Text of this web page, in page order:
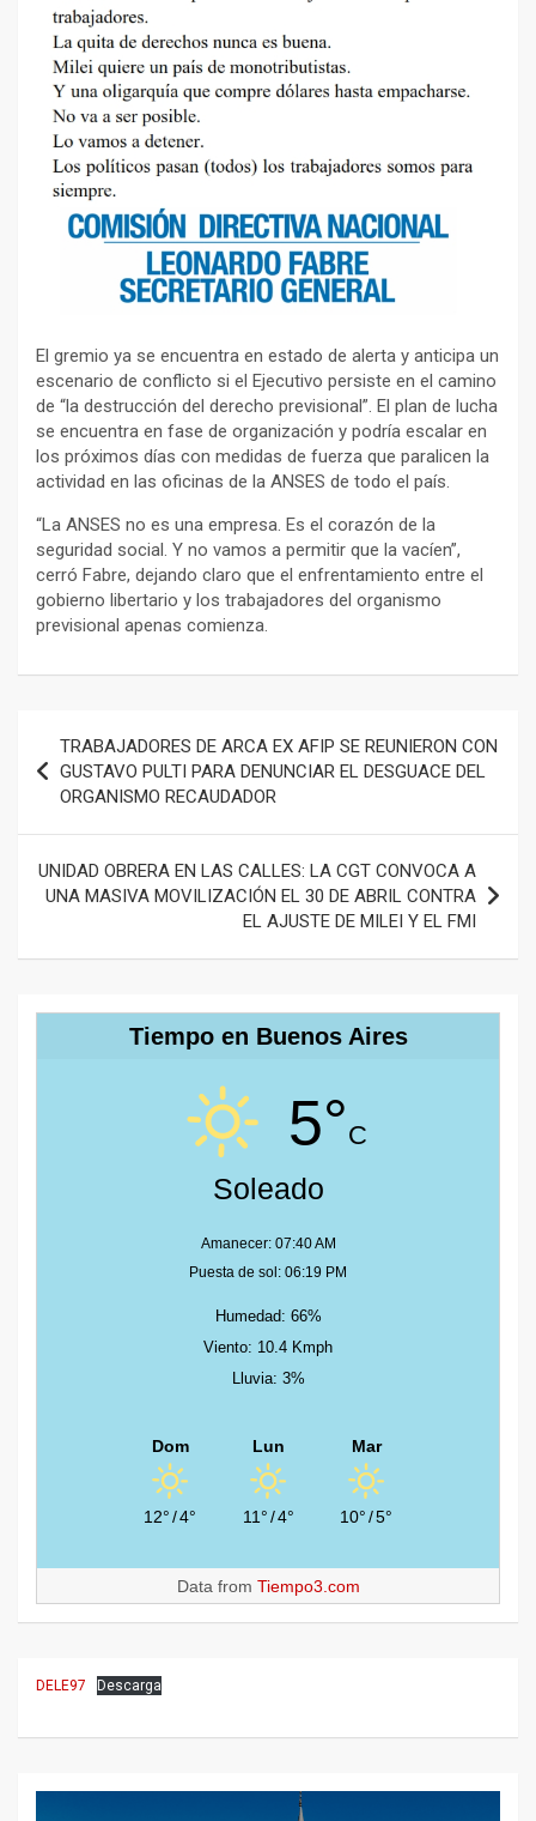
El gremio ya se encuentra en estado de alerta y anticipa un
escenario de conflicto si el Ejecutivo persiste en el camino
de “la destrucción del derecho previsional”. El plan de lucha
se encuentra en fase de organización y podría escalar en
los próximos días con medidas de fuerza que paralicen la
actividad en las oficinas de la ANSES de todo el país.
“La ANSES no es una empresa. Es el corazón de la
seguridad social. Y no vamos a permitir que la vacíen”,
cerró Fabre, dejando claro que el enfrentamiento entre el
gobierno libertario y los trabajadores del organismo
previsional apenas comienza.
de
entradas
TRABAJADORES DE ARCA EX AFIP SE REUNIERON CON
GUSTAVO PULTI PARA DENUNCIAR EL DESGUACE DEL
ORGANISMO RECAUDADOR
UNIDAD OBRERA EN LAS CALLES: LA CGT CONVOCA A
UNA MASIVA MOVILIZACIÓN EL 30 DE ABRIL CONTRA
EL AJUSTE DE MILEI Y EL FMI
Tiempo en Buenos Aires
5°C
Soleado
Amanecer: 07:40 AM
Puesta de sol: 06:19 PM
Humedad: 66%
Viento: 10.4 Kmph
Lluvia: 3%
Dom
12°/4°
Lun
11°/4°
Mar
10°/5°
Data from Tiempo3.com
DELE97 Descarga